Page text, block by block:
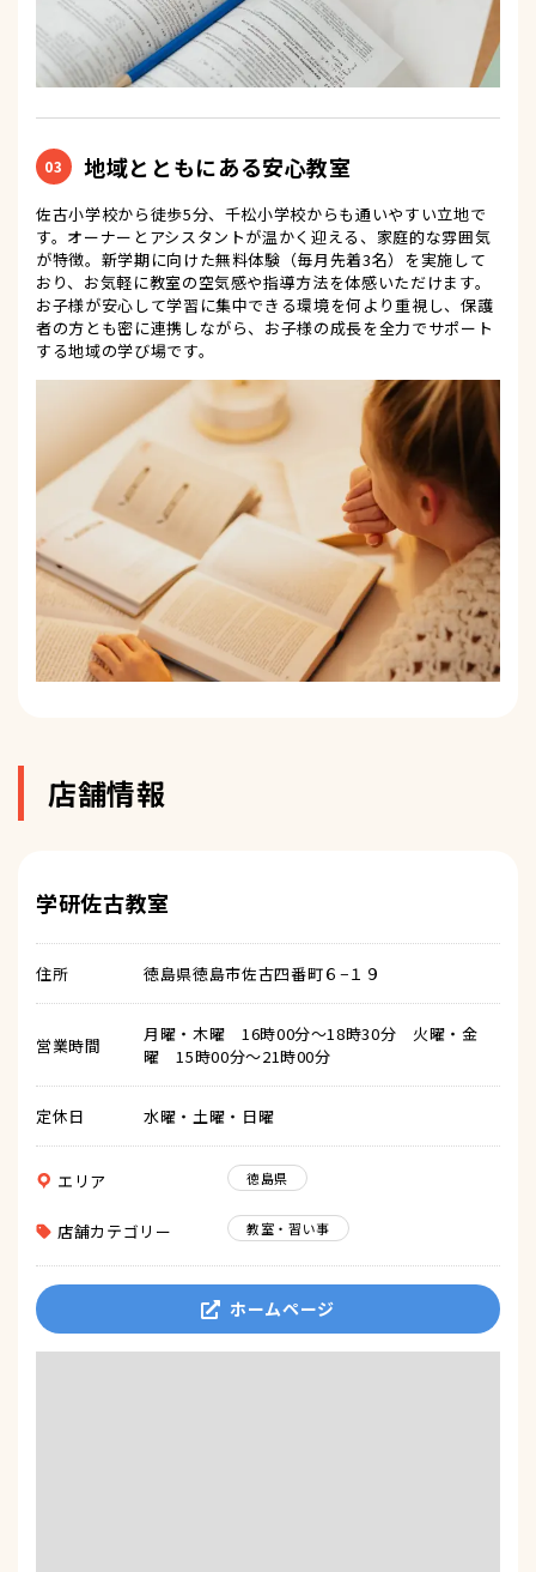
03 地域とともにある安心教室
佐古小学校から徒歩5分、千松小学校からも通いやすい立地で
す。オーナーとアシスタントが温かく迎える、家庭的な雰囲気
が特徴。新学期に向けた無料体験（毎月先着3名）を実施して
おり、お気軽に教室の空気感や指導方法を体感いただけます。
お子様が安心して学習に集中できる環境を何より重視し、保護
者の方とも密に連携しながら、お子様の成長を全力でサポート
する地域の学び場です。
店舗情報
学研佐古教室
住所 徳島県徳島市佐古四番町６−１９
営業時間
月曜・木曜 16時00分～18時30分 火曜・金
曜 15時00分～21時00分
定休日 水曜・土曜・日曜
エリア 徳島県
店舗カテゴリー 教室・習い事
ホームページ